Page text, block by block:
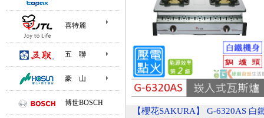
喜特麗
五 聯
豪 山
博世BOSCH
【櫻花SAKURA】 G-6320AS 白